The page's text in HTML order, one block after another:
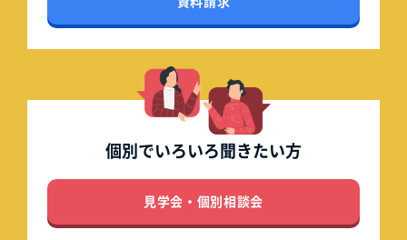
個別でいろいろ聞きたい方
見学会・個別相談会